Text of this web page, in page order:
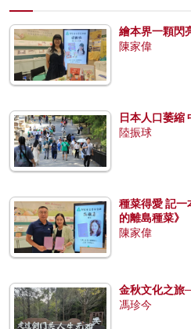
繪本界一顆閃
陳家偉
日本人口萎縮
陸振球
種菜得愛 記
的離島種菜》
陳家偉
金秋文化之旅
馮珍今